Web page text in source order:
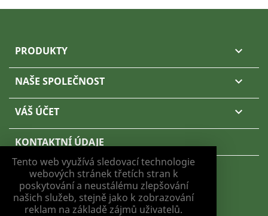
PRODUKTY 
NAŠE SPOLEČNOST 
VÁŠ ÚČET 
KONTAKTNÍ ÚDAJE
NASTAVENÍ COOKIES
Tento web využívá sledovací technologie
webových stránek třetích stran k
poskytování a neustálému zlepšování
našich služeb, stejně jako k zobrazování
reklam na základě zájmů uživatelů.